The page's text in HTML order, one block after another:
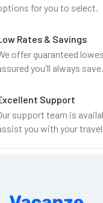
for you to select.
Rates & Savings
offer guaranteed
you'll always save.
Support
support team is
you with your